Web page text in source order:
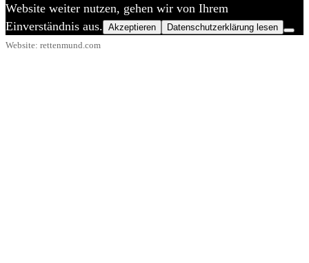
Website: rettenmund.com
Website weiter nutzen, gehen wir von Ihrem
Einverständnis aus. Akzeptieren Datenschutzerklärung lesen